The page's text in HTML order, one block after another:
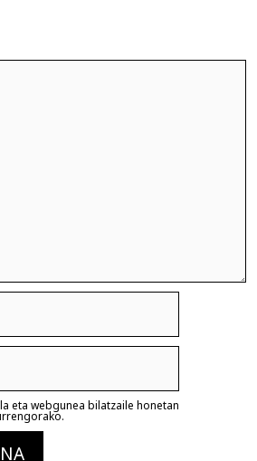
eta webgunea bilatzaile honetan